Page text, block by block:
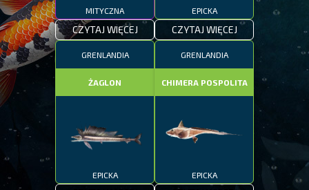
MITYCZNA
CZYTAJ WIĘCEJ
EPICKA
CZYTAJ WIĘCEJ
GRENLANDIA
ŻAGLON
EPICKA
GRENLANDIA
CHIMERA POSPOLITA
EPICKA